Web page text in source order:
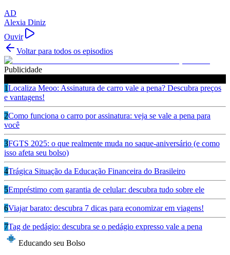
AD
Alexia Diniz
Ouvir
Voltar para todos os episodios
Publicidade
1Localiza Meoo: Assinatura de carro vale a pena? Descubra preços
e vantagens!
2Como funciona o carro por assinatura: veja se vale a pena para
você
3FGTS 2025: o que realmente muda no saque-aniversário (e como
isso afeta seu bolso)
4Trágica Situação da Educação Financeira do Brasileiro
5Empréstimo com garantia de celular: descubra tudo sobre ele
6Viajar barato: descubra 7 dicas para economizar em viagens!
7Tag de pedágio: descubra se o pedágio expresso vale a pena
Educando seu Bolso